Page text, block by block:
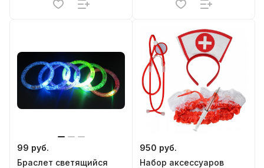
99 руб.
Браслет светящийся
950 руб.
Набор аксессуаров